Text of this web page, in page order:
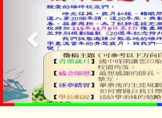
公告本校
代理(課)教
「2026金